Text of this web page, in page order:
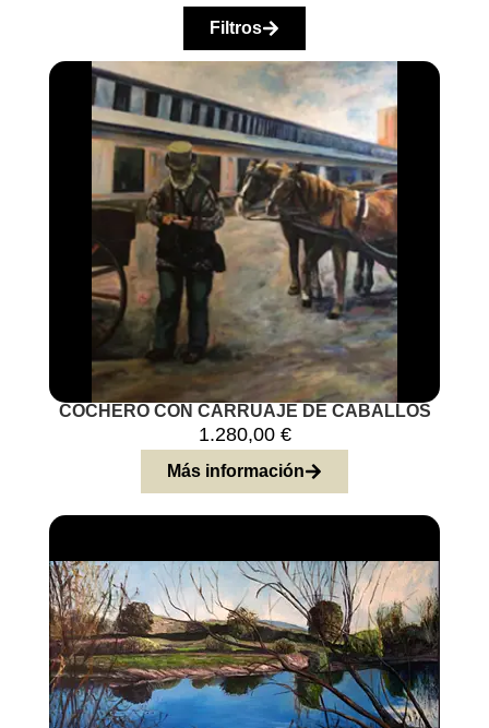
Filtros
COCHERO CON CARRUAJE DE CABALLOS
1.280,00 €
Más información